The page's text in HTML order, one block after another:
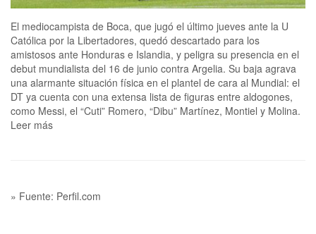
El mediocampista de Boca, que jugó el último jueves ante la U
Católica por la Libertadores, quedó descartado para los
amistosos ante Honduras e Islandia, y peligra su presencia en el
debut mundialista del 16 de junio contra Argelia. Su baja agrava
una alarmante situación física en el plantel de cara al Mundial: el
DT ya cuenta con una extensa lista de figuras entre aldogones,
como Messi, el “Cuti” Romero, “Dibu” Martínez, Montiel y Molina.
Leer más
» Fuente: Perfil.com